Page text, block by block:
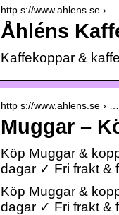
http s://www.ahlens.se ›
Åhléns
Kaffekoppar &
http s://www.ahlens.se ›
Muggar –
Köp Muggar &
dagar ✓ Fri frakt &
Köp Muggar &
dagar ✓ Fri frakt &